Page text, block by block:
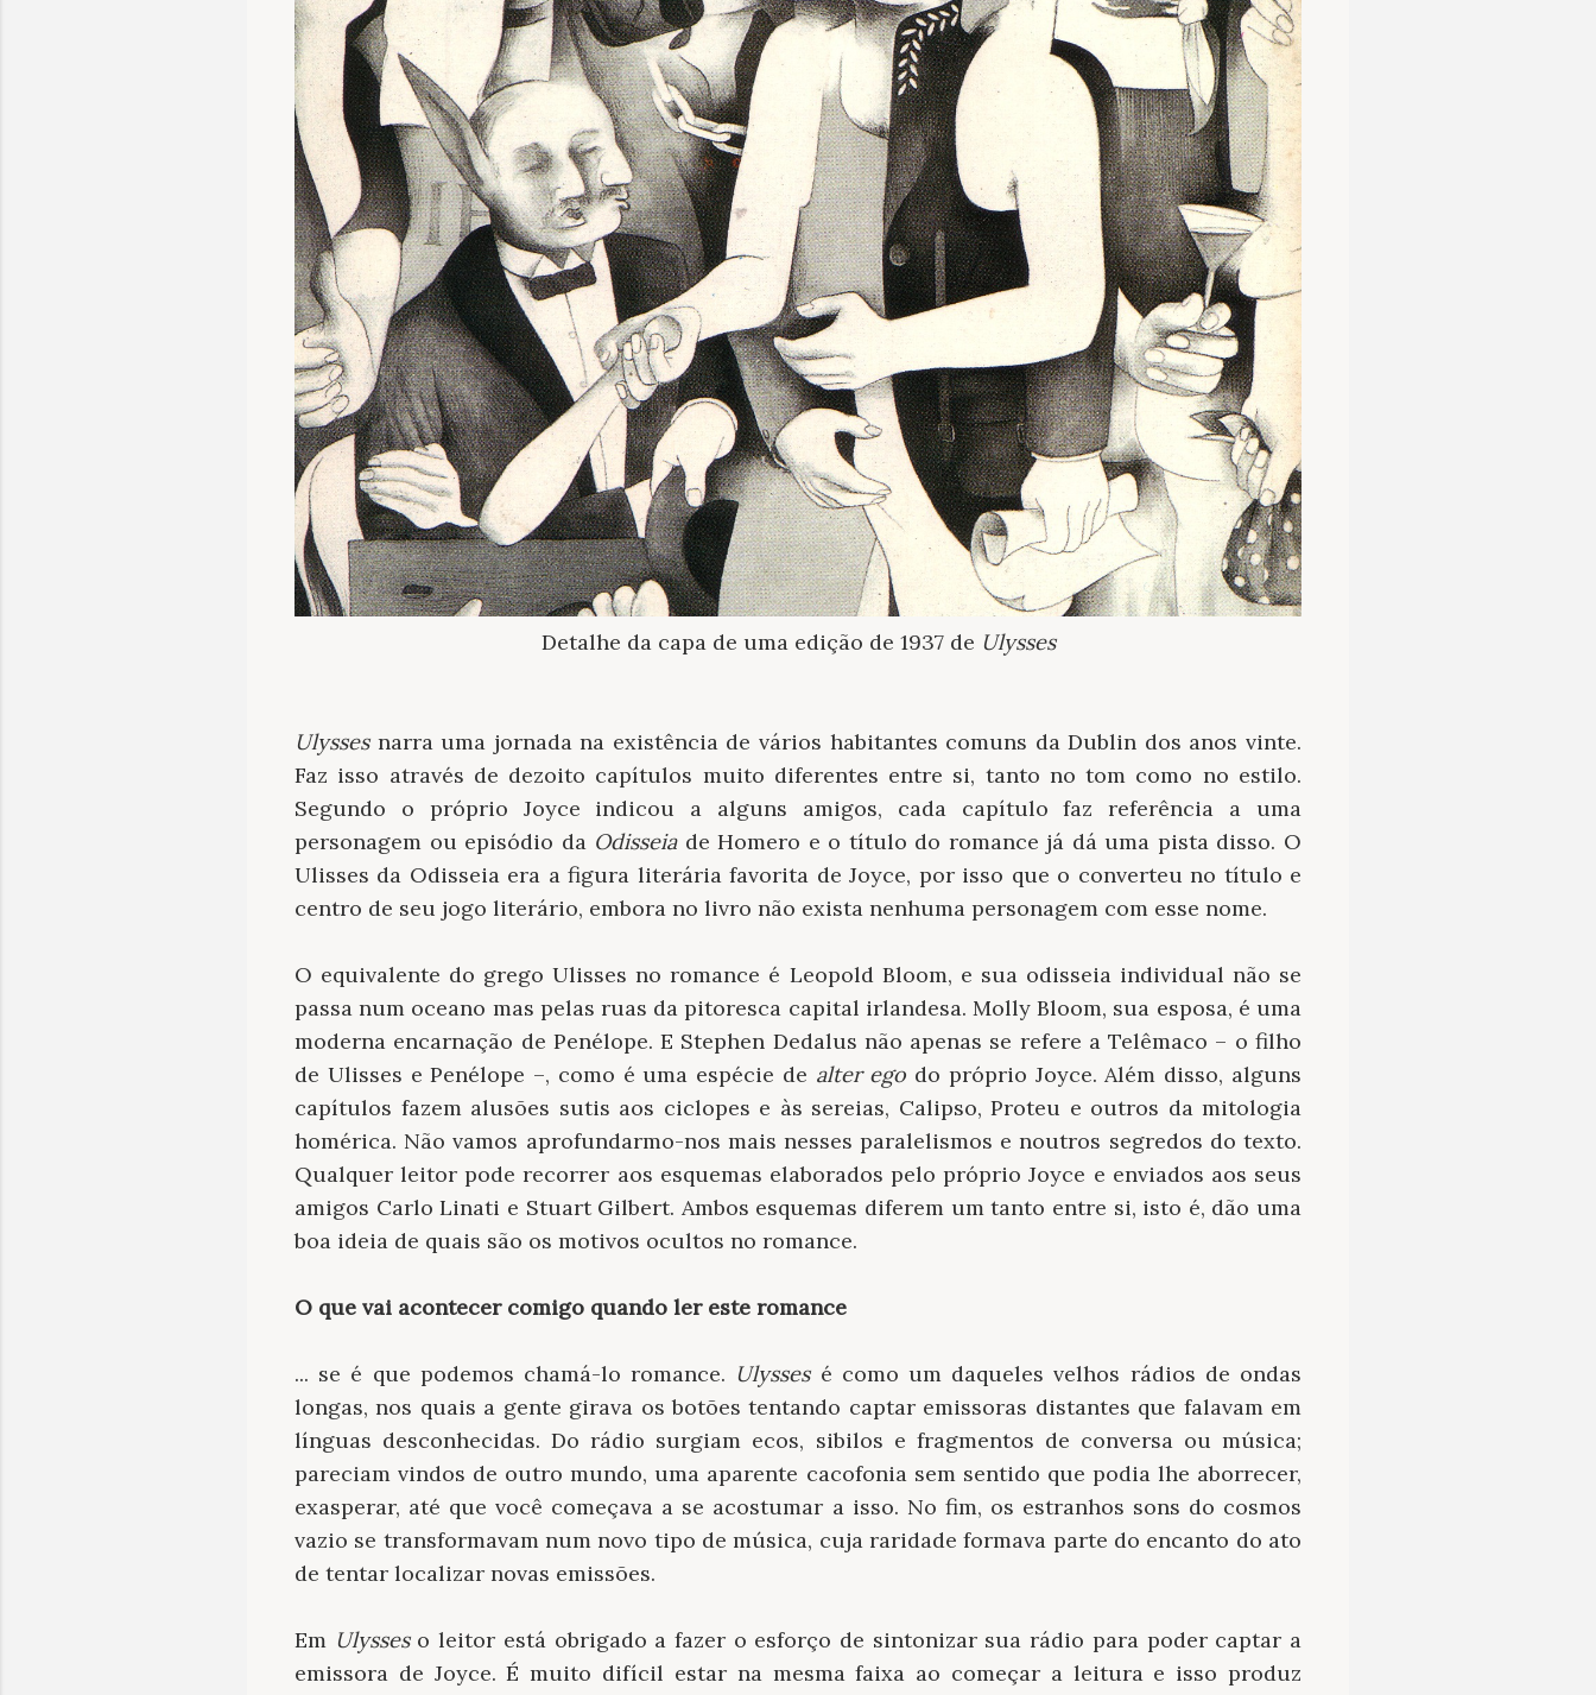
Detalhe da capa de uma edição de 1937 de Ulysses
Ulyssesnarra uma jornada na existência de vários habitantes comuns da Dublin dos anos vinte.
Faz isso através de dezoito capítulos muito diferentes entre si, tanto no tom como no estilo.
Segundo o próprio Joyce indicou a alguns amigos, cada capítulo faz referência a uma
personagem ou episódio da Odisseiade Homero e o título do romance já dá uma pista disso. O
Ulisses da Odisseia era a figura literária favorita de Joyce, por isso que o converteu no título e
centro de seu jogo literário, embora no livro não exista nenhuma personagem com esse nome.
O equivalente do grego Ulisses no romance é Leopold Bloom, e sua odisseia individual não se
passa num oceano mas pelas ruas da pitoresca capital irlandesa. Molly Bloom, sua esposa, é uma
moderna encarnação de Penélope. E Stephen Dedalus não apenas se refere a Telêmaco – o filho
de Ulisses e Penélope –, como é uma espécie de alter ego do próprio Joyce. Além disso, alguns
capítulos fazem alusões sutis aos ciclopes e às sereias, Calipso, Proteu e outros da mitologia
homérica. Não vamos aprofundarmo-nos mais nesses paralelismos e noutros segredos do texto.
Qualquer leitor pode recorrer aos esquemas elaborados pelo próprio Joyce e enviados aos seus
amigos Carlo Linati e Stuart Gilbert. Ambos esquemas diferem um tanto entre si, isto é, dão uma
boa ideia de quais são os motivos ocultos no romance.
O que vai acontecer comigo quando ler este romance
... se é que podemos chamá-lo romance. Ulyssesé como um daqueles velhos rádios de ondas
longas, nos quais a gente girava os botões tentando captar emissoras distantes que falavam em
línguas desconhecidas. Do rádio surgiam ecos, sibilos e fragmentos de conversa ou música;
pareciam vindos de outro mundo, uma aparente cacofonia sem sentido que podia lhe aborrecer,
exasperar, até que você começava a se acostumar a isso. No fim, os estranhos sons do cosmos
vazio se transformavam num novo tipo de música, cuja raridade formava parte do encanto do ato
de tentar localizar novas emissões.
Em Ulysseso leitor está obrigado a fazer o esforço de sintonizar sua rádio para poder captar a
emissora de Joyce. É muito difícil estar na mesma faixa ao começar a leitura e isso produz